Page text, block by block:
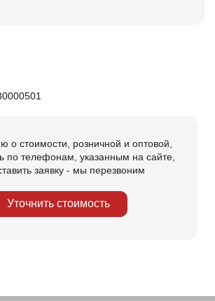
о стоимости, розничной и оптовой,
по телефонам, указанным на сайте,
заявку - мы перезвоним
Уточнить стоимость